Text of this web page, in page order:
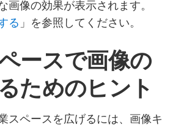
画像の効果が表示されます。
る 」を参照してください。
ースで画像の
ためのヒント
スペースを広げるには、画像キ